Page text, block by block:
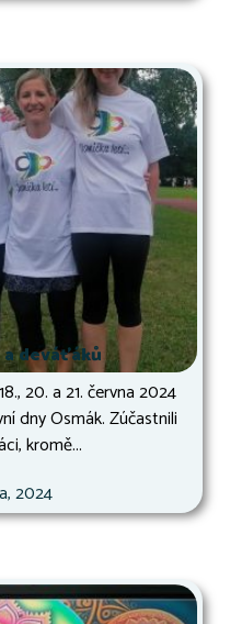
a deváťáků
20. a 21. června 2024
dny Osmák. Zúčastnili
kromě...
2024